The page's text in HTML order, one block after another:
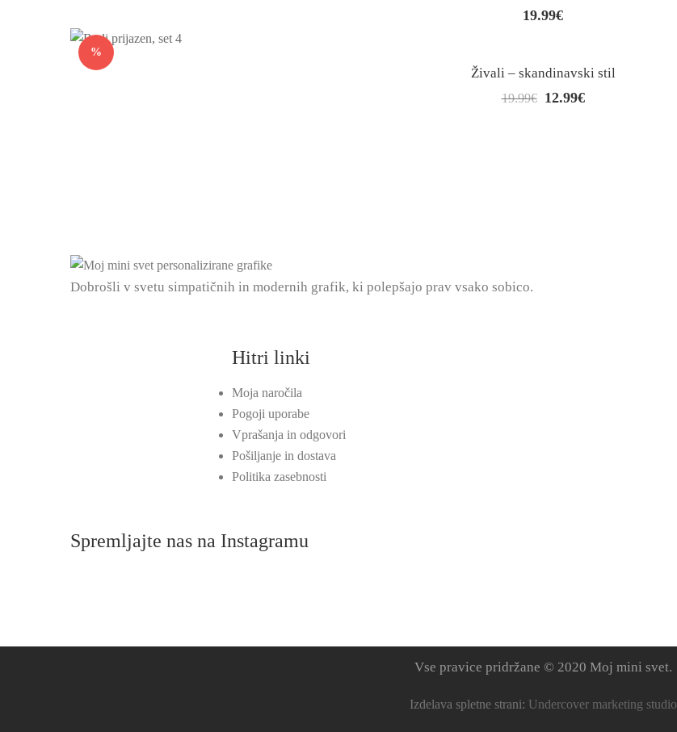
19.99€
%
Živali – skandinavski stil
19.99€
Izvirna
12.99€Trenutna
Dobrošli v svetu simpatičnih in modernih grafik, ki polepšajo prav vsako sobico.
Hitri linki
Moja naročila
Pogoji uporabe
Vprašanja in odgovori
Pošiljanje in dostava
Politika zasebnosti
Spremljajte nas na Instagramu
Vse pravice pridržane © 2020 Moj mini svet.
Izdelava spletne strani: Undercover marketing studio